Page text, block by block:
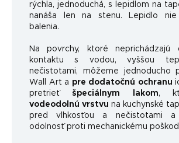
rýchla, jednoduchá, s lepidlom na
nanáša len na stenu. Lepidlo
balenia.
Na povrchy, ktoré neprichádzajú
kontaktu s vodou, vyššou
nečistotami, môžeme jednoducho
Wall Art a pre dodatočnú ochranu
pretrieťšpeciálnym lakom,
vodeodolnú vrstvu na kuchynské
pred vlhkosťou a nečistotami a
odolnosť proti mechanickému